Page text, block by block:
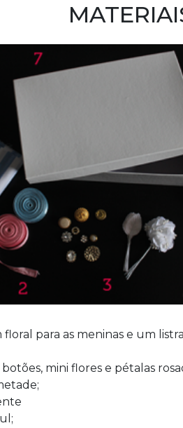
floral para as meninas e um
mini flores e pétalas